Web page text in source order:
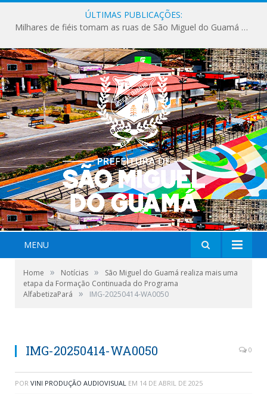
ÚLTIMAS PUBLICAÇÕES:
Milhares de fiéis tomam as ruas de São Miguel do Guamá em uma grande celebração de fé na Marcha para Jesus 2026.
MENU
Home » Notícias »
São Miguel do Guamá realiza mais uma
etapa da Formação Continuada do Programa
AlfabetizaPará
» IMG-20250414-WA0050
IMG-20250414-WA0050 0
POR VINI PRODUÇÃO AUDIOVISUAL EM 14 DE ABRIL DE 2025